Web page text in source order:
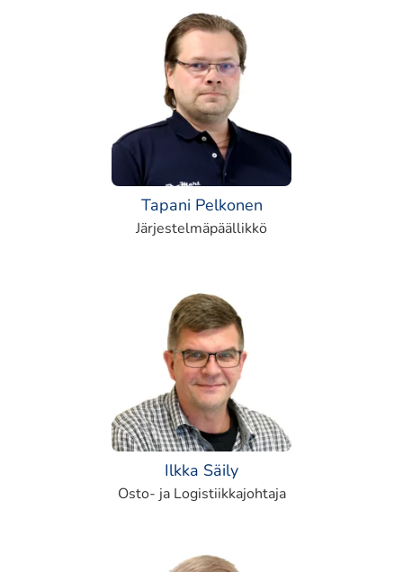
Tapani Pelkonen
Järjestelmäpäällikkö
Ilkka Säily
Osto- ja Logistiikkajohtaja